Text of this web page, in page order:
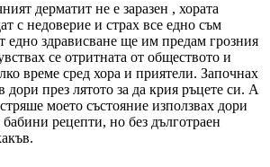
дерматит не е заразен , хората
с недоверие и страх все едно съм
едно здрависване ще им предам грозния
се отритната от обществото и
време сред хора и приятели. Започнах
дори през лятото за да крия ръцете си. А
моето състояние използвах дори
рецепти, но без дълготраен